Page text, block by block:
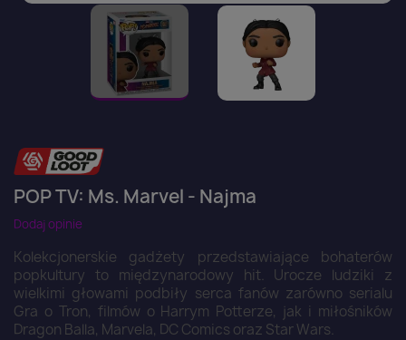
POP TV: Ms. Marvel - Najma
Dodaj opinie
Kolekcjonerskie gadżety przedstawiające bohaterów
popkultury to międzynarodowy hit. Urocze ludziki z
wielkimi głowami podbiły serca fanów zarówno serialu
Gra o Tron, filmów o Harrym Potterze, jak i miłośników
Dragon Balla, Marvela, DC Comics oraz Star Wars.